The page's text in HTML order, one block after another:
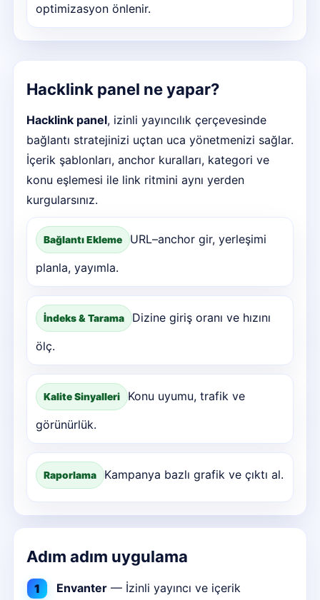
optimizasyon önlenir.
Hacklink panel ne yapar?
Hacklink panel, izinli yayıncılık çerçevesinde
bağlantı stratejinizi uçtan uca yönetmenizi sağlar.
İçerik şablonları, anchor kuralları, kategori ve
konu eşlemesi ile link ritmini aynı yerden
kurgularsınız.
Bağlantı Ekleme
URL–anchor gir, yerleşimi
planla, yayımla.
İndeks & Tarama
Dizine giriş oranı ve hızını
ölç.
Kalite Sinyalleri
Konu uyumu, trafik ve
görünürlük.
Raporlama Kampanya bazlı grafik ve çıktı al.
Adım adım uygulama
Envanter — İzinli yayıncı ve içerik